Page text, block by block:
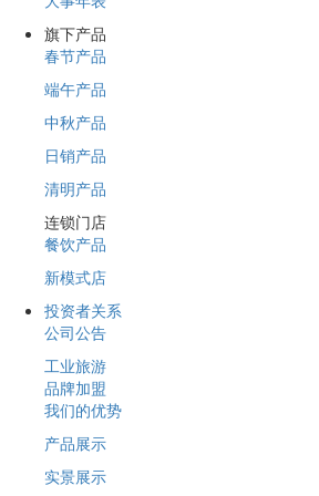
旗下产品
春节产品
端午产品
中秋产品
日销产品
清明产品
连锁门店
餐饮产品
新模式店
投资者关系
公司公告
工业旅游
品牌加盟
我们的优势
产品展示
实景展示